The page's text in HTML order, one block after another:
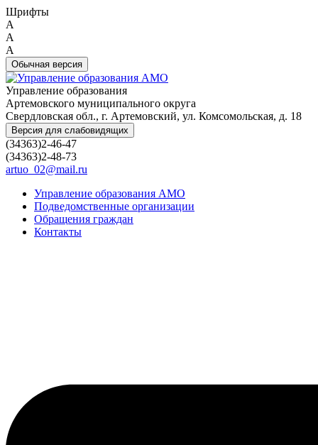
Шрифты
A
A
A
Обычная версия
Управление образования
Артемовского муниципального округа
Свердловская обл., г. Артемовский, ул. Комсомольская, д. 18
Версия для слабовидящих
(34363)2-46-47
(34363)2-48-73
artuo_02@mail.ru
Управление образования АМО
Подведомственные организации
Обращения граждан
Контакты